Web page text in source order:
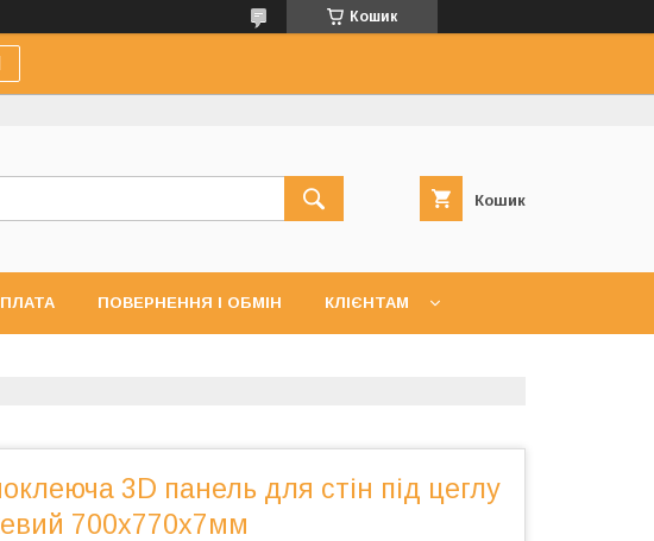
Кошик
Кошик
ПОВЕРНЕННЯ І ОБМІН КЛІЄНТАМ
3D панель для стін під цеглу
700х770х7мм